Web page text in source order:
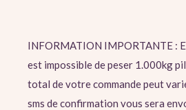
INFORMATION IMPORTANTE :
est impossible de peser 1.000kg
total de votre commande peut
sms de confirmation vous sera